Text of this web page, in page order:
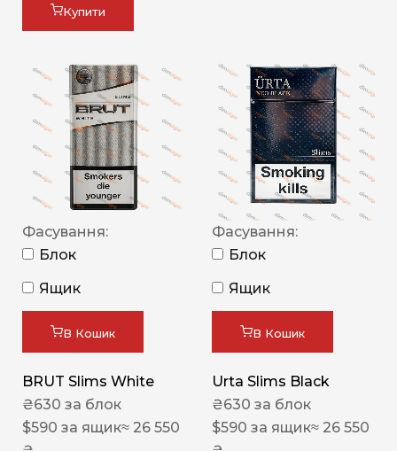
Купити
Фасування:
Блок
Ящик
В Кошик
BRUT Slims White
₴630 за блок
$590 за ящик≈ 26 550
Фасування:
Блок
Ящик
В Кошик
Urta Slims Black
₴630 за блок
$590 за ящик≈ 26 550